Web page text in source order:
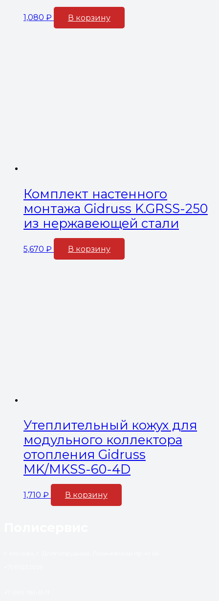
1,080 ₽ В корзину
Комплект настенного
монтажа Gidruss K.GRSS-250
из нержавеющей стали
5,670 ₽ В корзину
Утеплительный кожух для
модульного коллектора
отопления Gidruss
MK/MKSS-60-4D
1,710 ₽ В корзину